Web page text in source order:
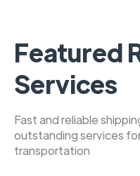
Featured
Services
Fast and reliable
outstanding services
transportation